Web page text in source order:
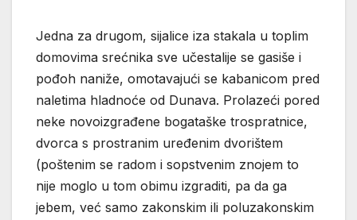
Jedna za drugom, sijalice iza stakala u toplim
domovima srećnika sve učestalije se gasiše i
pođoh naniže, omotavajući se kabanicom pred
naletima hladnoće od Dunava. Prolazeći pored
neke novoizgrađene bogataške trospratnice,
dvorca s prostranim uređenim dvorištem
(poštenim se radom i sopstvenim znojem to
nije moglo u tom obimu izgraditi, pa da ga
jebem, već samo zakonskim ili poluzakonskim